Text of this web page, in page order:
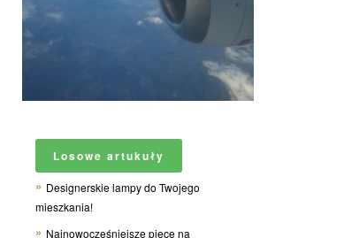
Losowe artukuły
Designerskie lampy do Twojego
mieszkania!
Najnowocześniejsze piece na